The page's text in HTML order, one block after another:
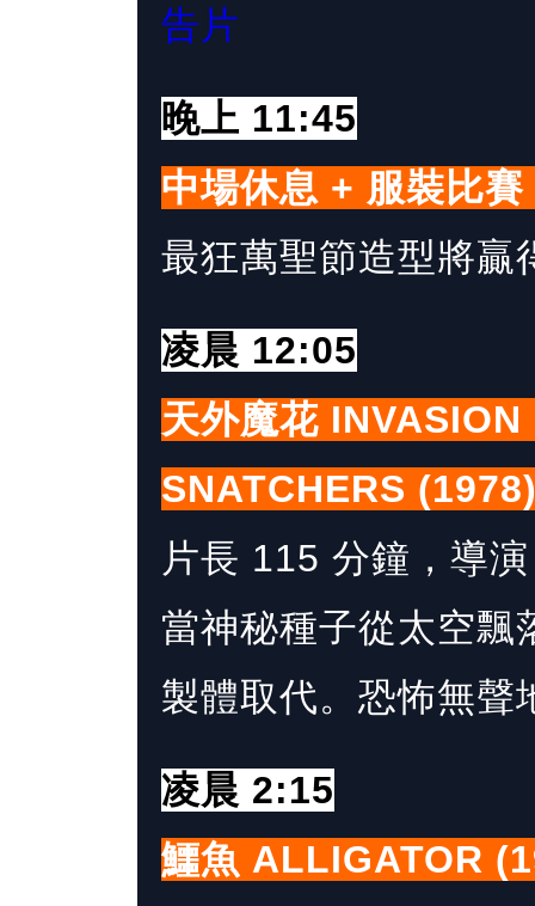
告片
晚上 11:45
中場休息 + 服裝比
最狂萬聖節造型將贏
凌晨 12:05
天外魔花
SNATCHERS
片長 115 分鐘，導
當神秘種子從太空飄
製體取代。恐怖無
凌晨 2:15
鱷魚 ALLIGATOR